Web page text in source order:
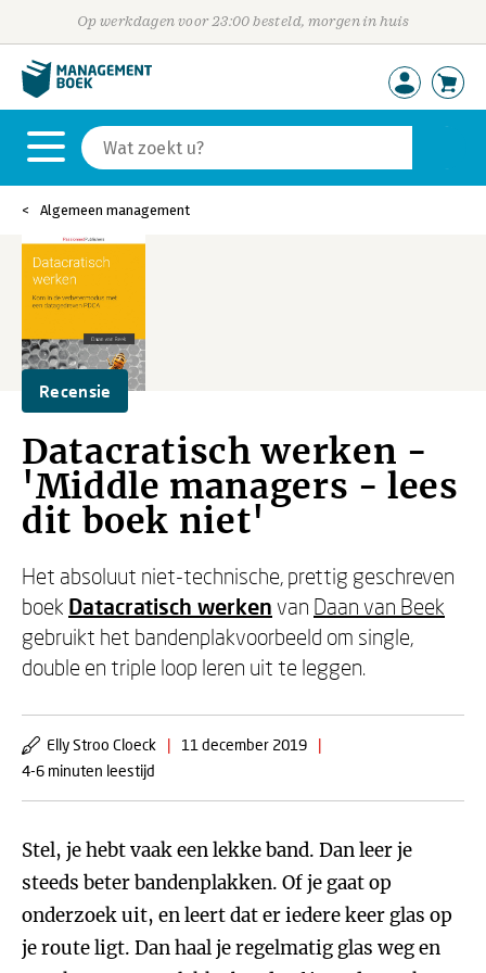
Op werkdagen voor 23:00 besteld, morgen in huis
Algemeen management
Recensie
Datacratisch werken -
'Middle managers - lees
dit boek niet'
Het absoluut niet-technische, prettig geschreven
boek Datacratisch werken van Daan van Beek
gebruikt het bandenplakvoorbeeld om single,
double en triple loop leren uit te leggen.
Elly Stroo Cloeck | 11 december 2019
|
4-6 minuten leestijd
Stel, je hebt vaak een lekke band. Dan leer je
steeds beter bandenplakken. Of je gaat op
onderzoek uit, en leert dat er iedere keer glas op
je route ligt. Dan haal je regelmatig glas weg en